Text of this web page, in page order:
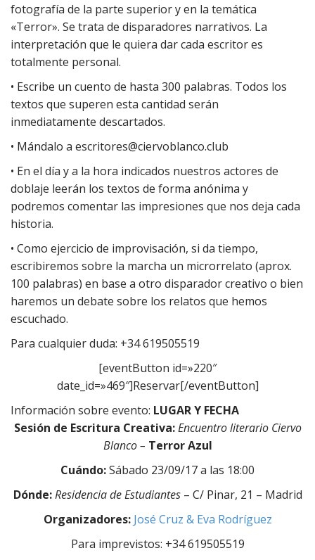
fotografía de la parte superior y en la temática
«Terror». Se trata de disparadores narrativos. La
interpretación que le quiera dar cada escritor es
totalmente personal.
• Escribe un cuento de hasta 300 palabras. Todos los
textos que superen esta cantidad serán
inmediatamente descartados.
• Mándalo a escritores@ciervoblanco.club
• En el día y a la hora indicados nuestros actores de
doblaje leerán los textos de forma anónima y
podremos comentar las impresiones que nos deja cada
historia.
• Como ejercicio de improvisación, si da tiempo,
escribiremos sobre la marcha un microrrelato (aprox.
100 palabras) en base a otro disparador creativo o bien
haremos un debate sobre los relatos que hemos
escuchado.
Para cualquier duda: +34 619505519
[eventButton id=»220″
date_id=»469″]Reservar[/eventButton]
Información sobre evento: LUGAR Y FECHA
Sesión de Escritura Creativa:Encuentro literario Ciervo
Blanco – Terror Azul
Cuándo:Sábado 23/09/17 a las 18:00
Dónde:Residencia de Estudiantes– C/ Pinar, 21 – Madrid
Organizadores: José Cruz & Eva Rodríguez
Para imprevistos: +34 619505519